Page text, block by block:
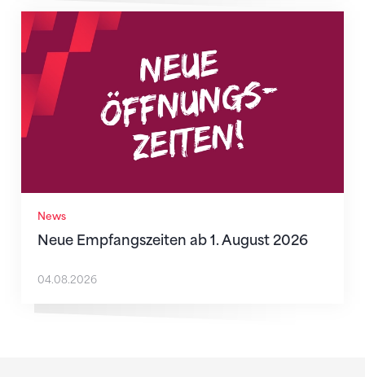
News
Neue Empfangszeiten ab 1. August 2026
Neue Empfangszeiten ab 1. August 2026
04.08.2026